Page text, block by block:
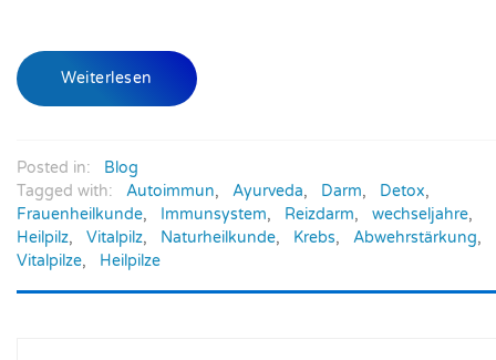
Weiterlesen
Posted in:
Blog
Tagged with:
Autoimmun, Ayurveda, Darm, Detox,
Frauenheilkunde, Immunsystem, Reizdarm, wechseljahre,
Heilpilz, Vitalpilz, Naturheilkunde, Krebs, Abwehrstärkung,
Vitalpilze, Heilpilze